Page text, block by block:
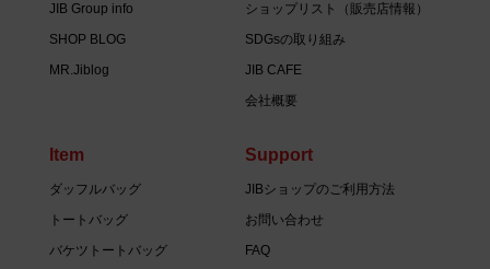
JIB Group info
SHOP BLOG
MR.Jiblog
ショップリスト（販売店情報）
SDGsの取り組み
JIB CAFE
会社概要
Item
ダッフルバッグ
トートバッグ
バケツトートバッグ
Support
JIBショップのご利用方法
お問い合わせ
FAQ